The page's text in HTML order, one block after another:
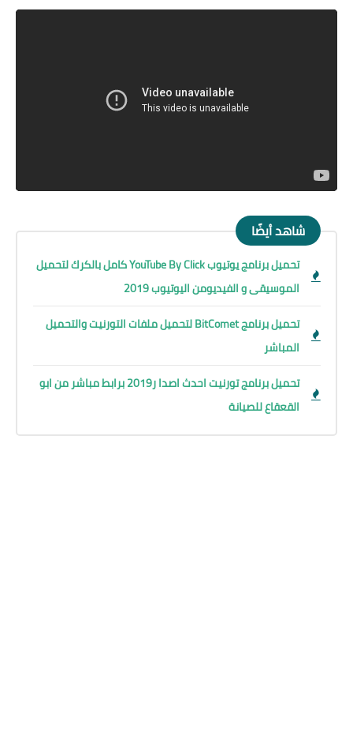
شاهد أيضًا
تحميل برنامج يوتيوب YouTube By Click كامل بالكرك لتحميل
الموسيقى و الفيديومن اليوتيوب 2019
تحميل برنامج BitComet لتحميل ملفات التورنيت والتحميل
المباشر
تحميل برنامج تورنيت احدث اصدا ر2019 برابط مباشر من ابو
القعقاع للصيانة